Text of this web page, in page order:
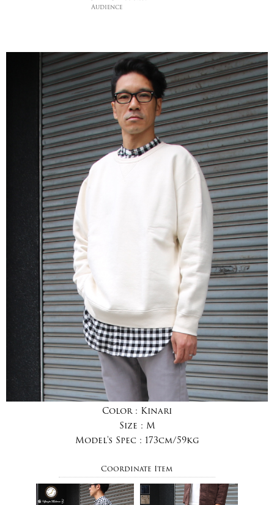
Audience
Color : Kinari
Size : M
Model's Spec : 173cm/59kg
Coordinate Item